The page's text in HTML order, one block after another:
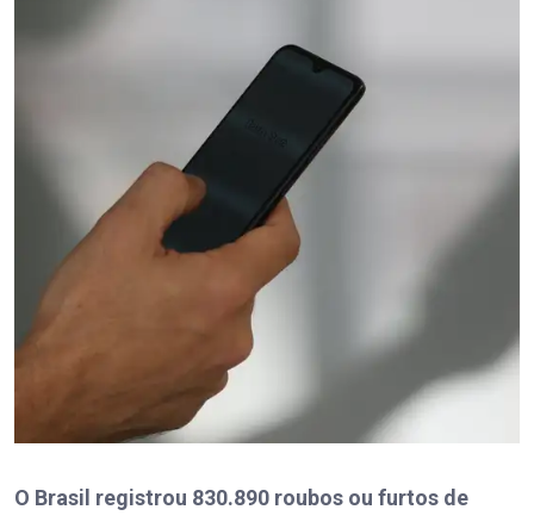
O Brasil registrou 830.890 roubos ou furtos de